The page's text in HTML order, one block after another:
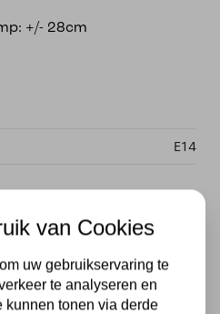
+/- 28cm
E14
van Cookies
uw gebruikservaring te
te analyseren en
kunnen tonen via derde